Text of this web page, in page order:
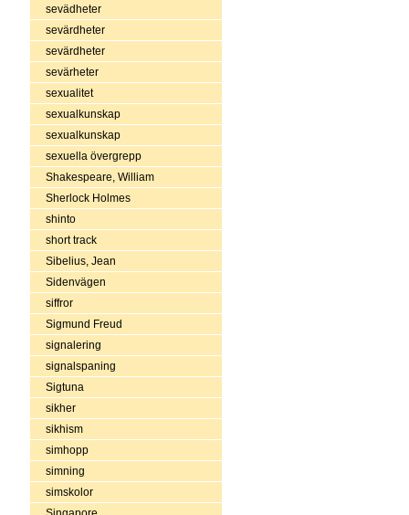
sevädheter
sevärdheter
sevärdheter
sevärheter
sexualitet
sexualkunskap
sexualkunskap
sexuella övergrepp
Shakespeare, William
Sherlock Holmes
shinto
short track
Sibelius, Jean
Sidenvägen
siffror
Sigmund Freud
signalering
signalspaning
Sigtuna
sikher
sikhism
simhopp
simning
simskolor